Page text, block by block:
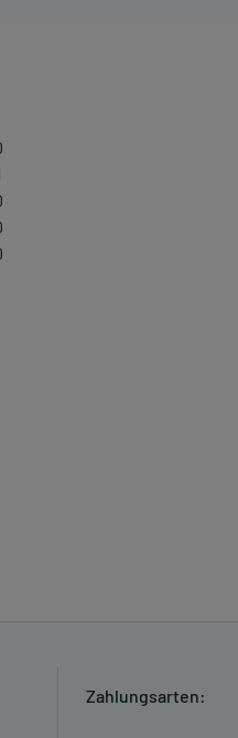
Zahlungsarten: